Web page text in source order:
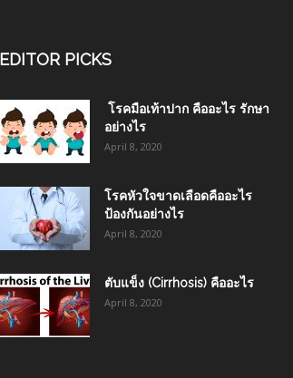
EDITOR PICKS
โรคมือเท้าปาก คืออะไร รักษา
อย่างไร
April 8, 2020
โรคหัวใจขาดเลือดคืออะไร
ป้องกันอย่างไร
April 8, 2020
ตับแข็ง (Cirrhosis) คืออะไร
April 8, 2020